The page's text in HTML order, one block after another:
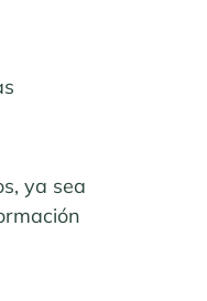
ya sea